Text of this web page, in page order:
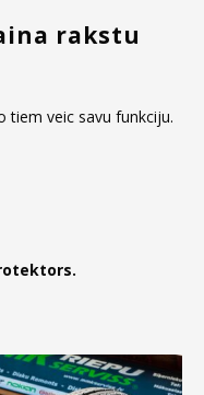
rakstu
tiem veic savu funkciju.